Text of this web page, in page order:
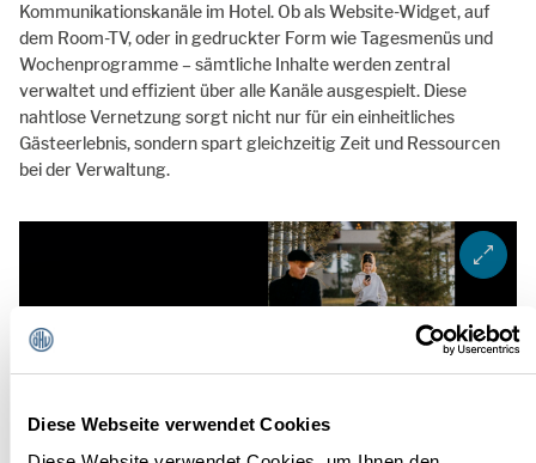
Diese Webseite verwendet Cookies
Kommunikationskanäle im Hotel. Ob als Website-Widget, auf
dem Room-TV, oder in gedruckter Form wie Tagesmenüs und
Wochenprogramme – sämtliche Inhalte werden zentral
verwaltet und effizient über alle Kanäle ausgespielt. Diese
nahtlose Vernetzung sorgt nicht nur für ein einheitliches
Gästeerlebnis, sondern spart gleichzeitig Zeit und Ressourcen
bei der Verwaltung.
ZOOM